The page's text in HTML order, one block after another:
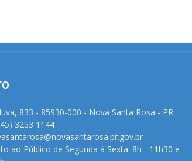
833 - 85930-000 - Nova Santa Rosa - PR
3253 1144
ao Público de Segunda à Sexta: 8h - 11h30 e